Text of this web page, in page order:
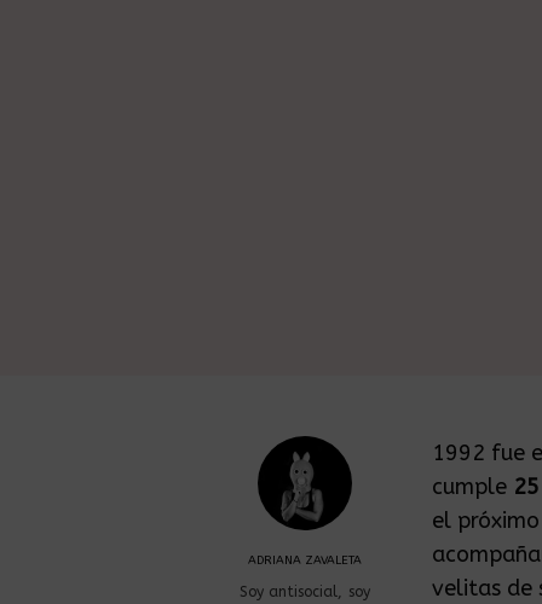
ADRIANA ZAVALETA
Soy antisocial, soy
1992 fue
cumple
el próximo
velitas de